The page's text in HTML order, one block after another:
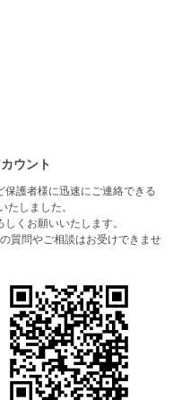
ウント
護者様に迅速にご連絡できる
たしました。
くお願いいたします。
質問やご相談はお受けできませ